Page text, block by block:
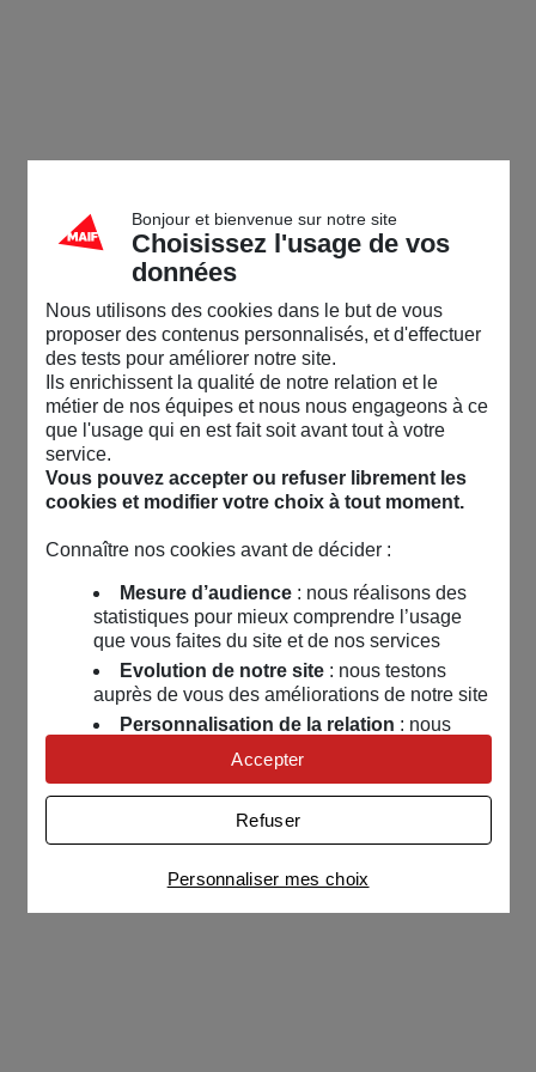
Bonjour et bienvenue sur notre site
Choisissez l'usage de vos
données
Nous utilisons des cookies dans le but de vous
proposer des contenus personnalisés, et d'effectuer
des tests pour améliorer notre site.
Ils enrichissent la qualité de notre relation et le
métier de nos équipes et nous nous engageons à ce
que l'usage qui en est fait soit avant tout à votre
service.
Vous pouvez accepter ou refuser librement les
cookies et modifier votre choix à tout moment.
Connaître nos cookies avant de décider :
Mesure d’audience: nous réalisons des
statistiques pour mieux comprendre l’usage
que vous faites du site et de nos services
Evolution de notre site: nous testons
auprès de vous des améliorations de notre site
Personnalisation de la relation : nous
nous servons de cookies pour adapter nos
contenus et personnaliser nos offres
Univers publicitaire: nous utilisons avec
nos partenaires des cookies pour afficher des
publicités personnalisées
Connaître notre politique cookies et la liste de nos
partenaires
Personnaliser mes choix
Refuser
Accepter